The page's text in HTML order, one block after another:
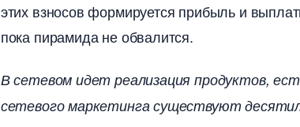
этих взносов формируется прибыль и
пока пирамида не обвалится.
сетевом идет реализация продуктов,
сетевого маркетинга существуют